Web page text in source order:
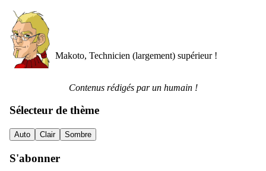
Makoto, Technicien (largement) supérieur !
Contenus rédigés par un humain !
Sélecteur de thème
Auto Clair Sombre
S'abonner